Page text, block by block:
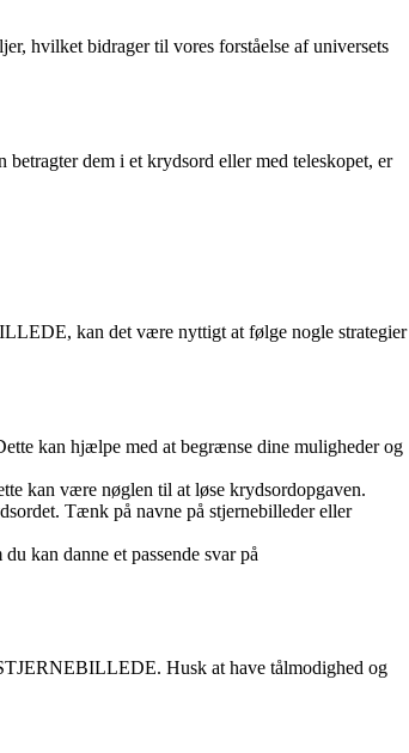
hvilket bidrager til vores forståelse af universets
dem i et krydsord eller med teleskopet, er
kan det være nyttigt at følge nogle strategier
kan hjælpe med at begrænse dine muligheder og
kan være nøglen til at løse krydsordopgaven.
Tænk på navne på stjernebilleder eller
kan danne et passende svar på
Husk at have tålmodighed og